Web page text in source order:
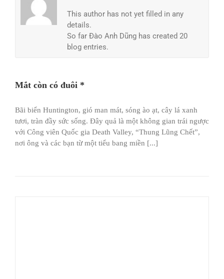
This author has not yet filled in any
details.
So far Đào Anh Dũng has created 20
blog entries.
Mắt còn có đuôi *
Bãi biển Huntington, gió man mát, sóng ào ạt, cây lá xanh
tươi, tràn đầy sức sống. Đây quả là một không gian trái ngược
với Công viên Quốc gia Death Valley, “Thung Lũng Chết”,
nơi ông và các bạn từ một tiểu bang miền [...]